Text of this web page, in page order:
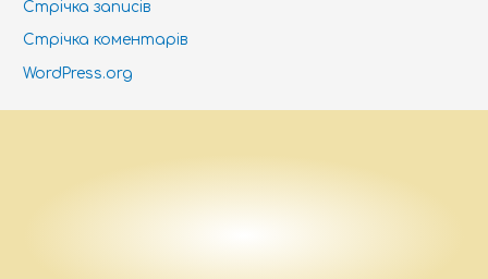
Стрічка записів
Стрічка коментарів
WordPress.org